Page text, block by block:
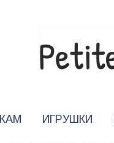
ИГРУШКИ